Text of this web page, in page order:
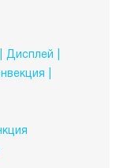
Дисплей